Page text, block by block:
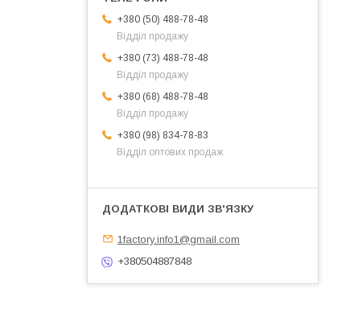
+380 (50) 488-78-48
Відділ продажу
+380 (73) 488-78-48
Відділ продажу
+380 (68) 488-78-48
Відділ продажу
+380 (98) 834-78-83
Відділ оптових продаж
1factory.info1@gmail.com
+380504887848